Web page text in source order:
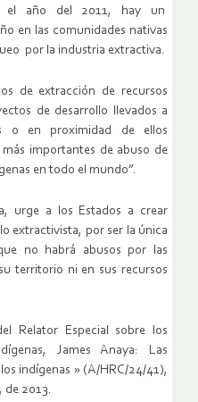
el año del 2011, hay un
en las comunidades nativas
por la industria extractiva.
de extracción de recursos
de desarrollo llevados a
o en proximidad de ellos
importantes de abuso de
en todo el mundo”.
urge a los Estados a crear
extractivista, por ser la única
no habrá abusos por las
territorio ni en sus recursos
Relator Especial sobre los
James Anaya: Las
indígenas » (A/HRC/24/41),
de 2013.